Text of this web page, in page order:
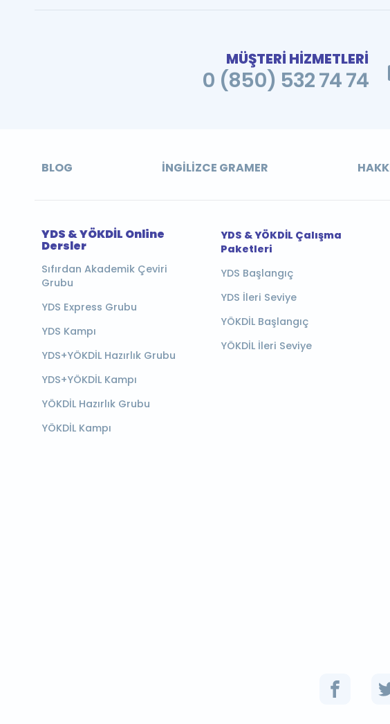
MÜŞTERİ HİZMETLERİ
0 (850) 532 74 74
BLOG İNGILIZCE GRAMER
YDS & YÖKDİL Online
Dersler
Sıfırdan Akademik Çeviri
Grubu
YDS Express Grubu
YDS Kampı
YDS+YÖKDİL Hazırlık Grubu
YDS+YÖKDİL Kampı
YÖKDİL Hazırlık Grubu
YÖKDİL Kampı
YDS & YÖKDİL Çalışma
Paketleri
YDS Başlangıç
YDS İleri Seviye
YÖKDİL Başlangıç
YÖKDİL İleri Seviye